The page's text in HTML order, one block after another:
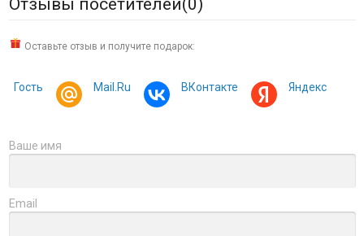
Отзывы посетителей(0)
Оставьте отзыв и получите подарок:
Гость Mail.Ru ВКонтакте Яндекс
Ваше имя
Email